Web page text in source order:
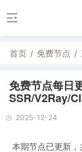
首页 / 免费节点 /
免费节点每日
SSR/V2Ray/
2025-12-24
本期节点已更新，